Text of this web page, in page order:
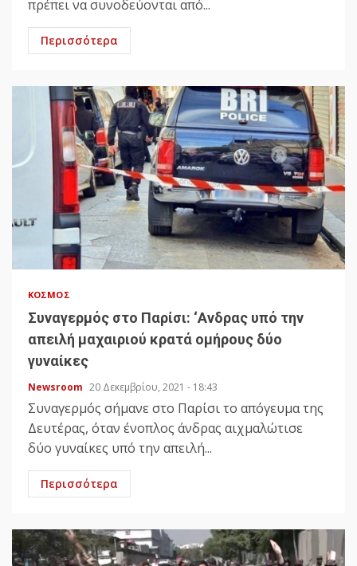
πρέπει να συνοδεύονται από...
Περισσότερα
ΚΌΣΜΟΣ
Συναγερμός στο Παρίσι: ‘Ανδρας υπό την
απειλή μαχαιριού κρατά ομήρους δύο
γυναίκες
Newsroom 20 Δεκεμβρίου, 2021 - 18:43
Συναγερμός σήμανε στο Παρίσι το απόγευμα της
Δευτέρας, όταν ένοπλος άνδρας αιχμαλώτισε
δύο γυναίκες υπό την απειλή...
Περισσότερα